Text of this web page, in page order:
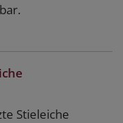
Stieleiche